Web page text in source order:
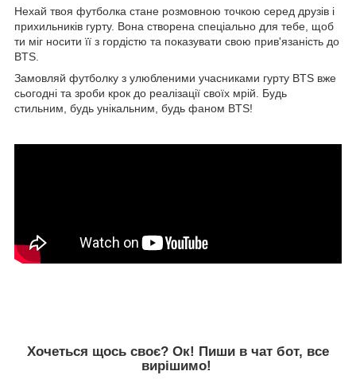
Нехай твоя футболка стане розмовною точкою серед друзів і
прихильників гурту. Вона створена спеціально для тебе, щоб
ти міг носити її з гордістю та показувати свою прив'язаність до
BTS.
Замовляй футболку з улюбленими учасниками гурту BTS вже
сьогодні та зроби крок до реалізації своїх мрій. Будь
стильним, будь унікальним, будь фаном BTS!
Хочеться щось своє? Ок! Пиши в чат бот, все
вирішимо!